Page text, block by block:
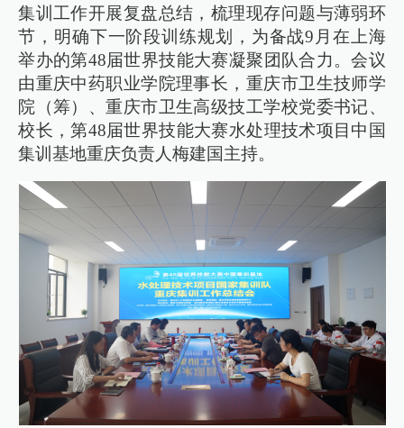
集训工作开展复盘总结，梳理现存问题与薄弱环
节，明确下一阶段训练规划，为备战9月在上海
举办的第48届世界技能大赛凝聚团队合力。会议
由重庆中药职业学院理事长，重庆市卫生技师学
院（筹）、重庆市卫生高级技工学校党委书记、
校长，第48届世界技能大赛水处理技术项目中国
集训基地重庆负责人梅建国主持。